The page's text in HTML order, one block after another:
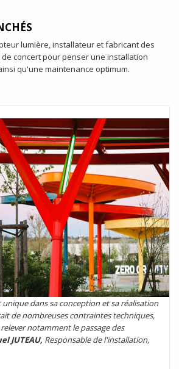
lumière, installateur et fabricant des
concert pour penser une installation
qu'une maintenance optimum.
unique dans sa conception et sa réalisation
de nombreuses contraintes techniques,
notamment le passage des
JUTEAU, Responsable de l'installation,